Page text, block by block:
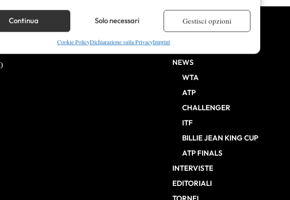
i dispositivi in base alle informazioni trasmesse automaticamente.
la sicurezza, prevenire e rilevare frodi, correggere errori,
e presentare pubblicità e contenuto, Salvare e comunicare le
privacy.
Sempre attivo
Continua Solo necessari Gestisci opzioni
Cookie PolicyDichiarazione sulla PrivacyImprint
n° 10268 del 15/09/2025
HOME
NEWS
WTA
ATP
CHALLENGER
ITF
BILLIE JEAN KING CUP
ATP FINALS
INTERVISTE
EDITORIALI